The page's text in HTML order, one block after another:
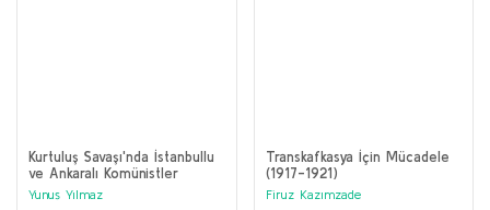
Kurtuluş Savaşı'nda İstanbullu
ve Ankaralı Komünistler
Yunus Yılmaz
Transkafkasya İçin Mücadele
(1917-1921)
Firuz Kazımzade